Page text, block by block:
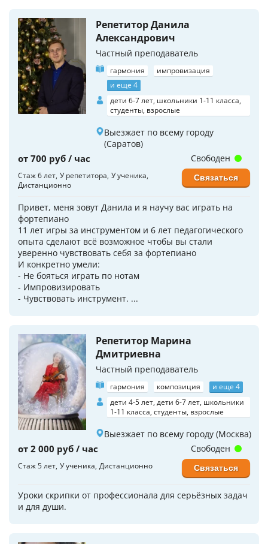
Репетитор Данила
Александрович
Частный преподаватель
гармония
импровизация
и еще 4
дети 6-7 лет, школьники 1-11 класса,
студенты, взрослые
Выезжает по всему городу
(Саратов)
от 700 руб / час
Стаж 6 лет У репетитора У ученика
Дистанционно
Привет, меня зовут Данила и я научу вас играть на
фортепиано
11 лет игры за инструментом и 6 лет педагогического
опыта сделают всё возможное чтобы вы стали
уверенно чувствовать себя за фортепиано
И конкретно умели:
- Не бояться играть по нотам
- Импровизировать
- Чувствовать инструмент. ...
Свободен
Связаться
Репетитор Марина
Дмитриевна
Частный преподаватель
гармония композиция
и еще 4
дети 4-5 лет, дети 6-7 лет, школьники
1-11 класса, студенты, взрослые
Выезжает по всему городу (Москва)
от 2 000 руб / час
Стаж 5 лет У ученика Дистанционно
Уроки скрипки от профессионала для серьёзных задач
и для души.
Свободен
Связаться